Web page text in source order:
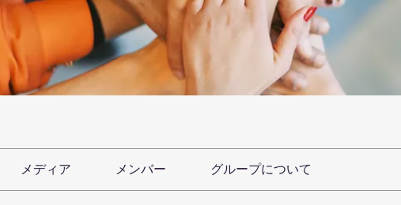
メディア メンバー グループについて